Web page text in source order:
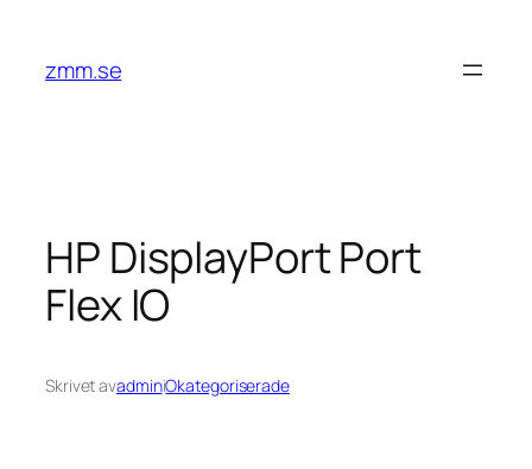
innehåll
zmm.se
HP DisplayPort Port
Flex IO
Skrivet avadminiOkategoriserade